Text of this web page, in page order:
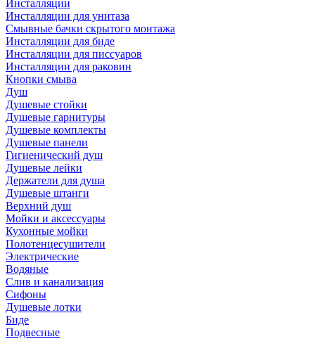
Инсталляции
Инсталляции для унитаза
Смывные бачки скрытого монтажа
Инсталляции для биде
Инсталляции для писсуаров
Инсталляции для раковин
Кнопки смыва
Душ
Душевые стойки
Душевые гарнитуры
Душевые комплекты
Душевые панели
Гигиенический душ
Душевые лейки
Держатели для душа
Душевые штанги
Верхний душ
Мойки и аксессуары
Кухонные мойки
Полотенцесушители
Электрические
Водяные
Слив и канализация
Сифоны
Душевые лотки
Биде
Подвесные